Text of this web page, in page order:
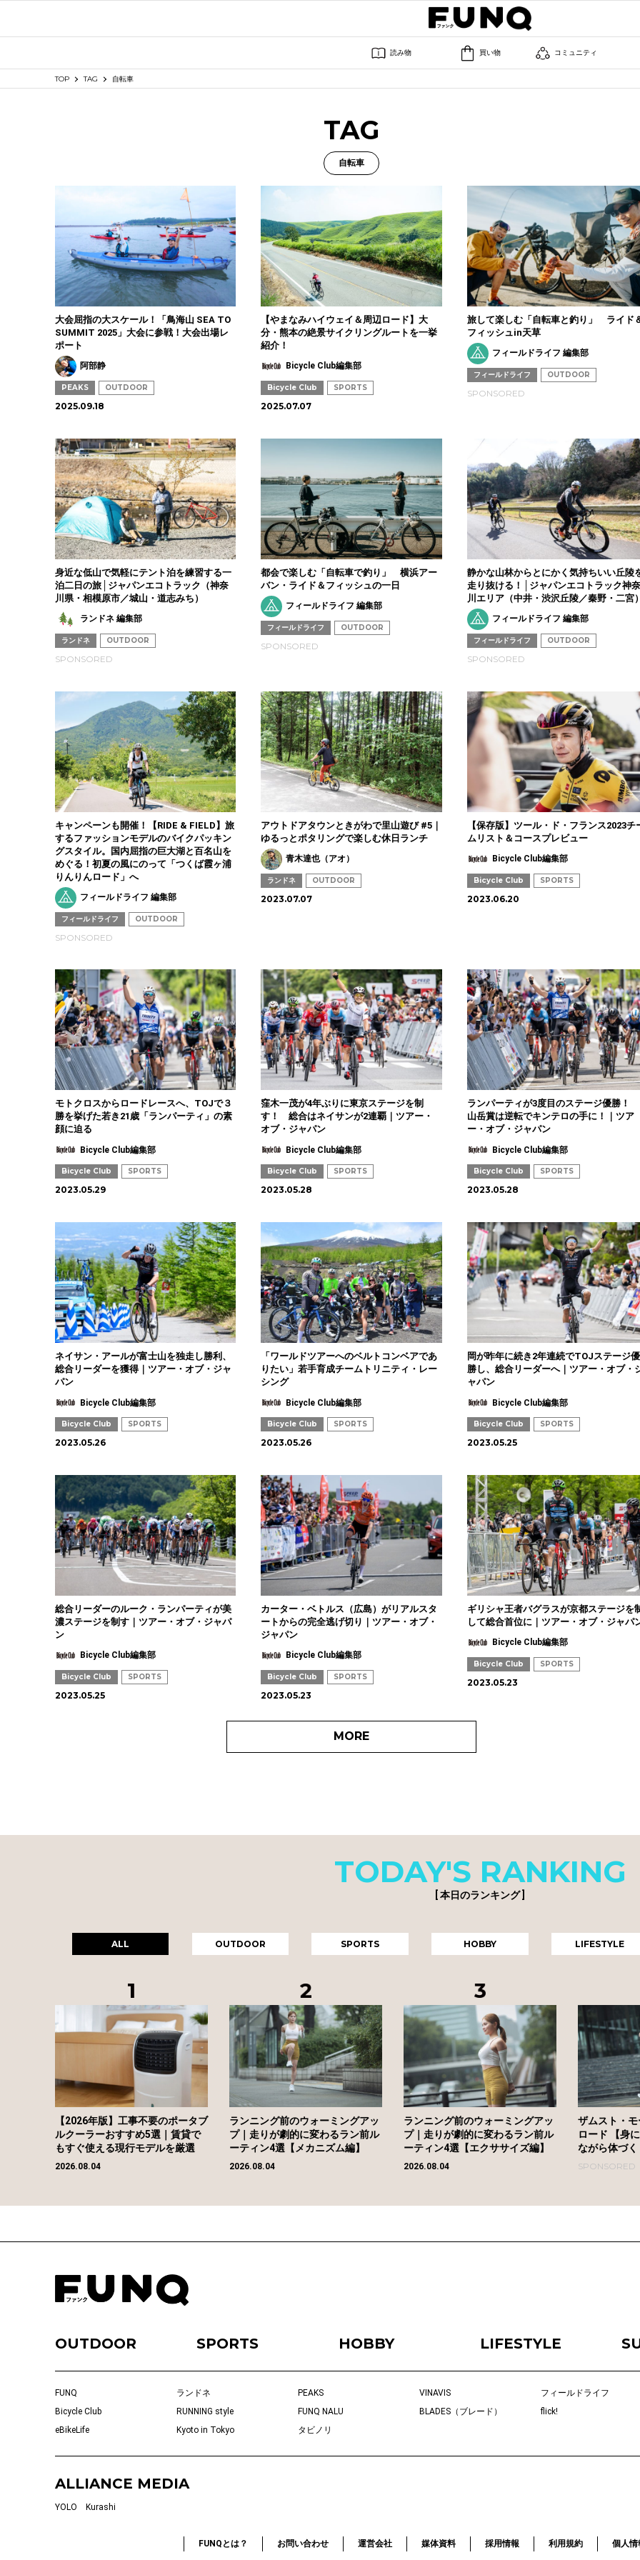
読み物 買い物 コミュニティ
TOP TAG 自転車
TAG
自転車
大会屈指の大スケール！「鳥海山 SEA TO
SUMMIT 2025」大会に参戦！大会出場レ
ポート
阿部静
PEAKS OUTDOOR
2025.09.18
【やまなみハイウェイ＆周辺ロード】大
分・熊本の絶景サイクリングルートを一挙
紹介！
Bicycle Club編集部
Bicycle Club SPORTS
2025.07.07
旅して楽しむ「自転車と釣り」 ライド
フィッシュin天草
フィールドライフ 編集部
フィールドライフ OUTDOOR
SPONSORED
身近な低山で気軽にテント泊を練習する一
泊二日の旅│ジャパンエコトラック（神奈
川県・相模原市／城山・道志みち）
ランドネ 編集部
ランドネ OUTDOOR
SPONSORED
都会で楽しむ「自転車で釣り」 横浜アー
バン・ライド＆フィッシュの一日
フィールドライフ 編集部
フィールドライフ OUTDOOR
SPONSORED
静かな山林からとにかく気持ちいい丘陵
走り抜ける！│ジャパンエコトラック神奈
川エリア（中井・渋沢丘陵／秦野・二宮
フィールドライフ 編集部
フィールドライフ OUTDOOR
SPONSORED
キャンペーンも開催！【RIDE & FIELD】旅
するファッションモデルのバイクパッキン
グスタイル。国内屈指の巨大湖と百名山を
めぐる！初夏の風にのって「つくば霞ヶ浦
りんりんロード」へ
フィールドライフ 編集部
フィールドライフ OUTDOOR
SPONSORED
アウトドアタウンときがわで里山遊び #5｜
ゆるっとポタリングで楽しむ休日ランチ
青木達也（アオ）
ランドネ OUTDOOR
2023.07.07
【保存版】ツール・ド・フランス2023チ
ムリスト＆コースプレビュー
Bicycle Club編集部
Bicycle Club SPORTS
2023.06.20
モトクロスからロードレースへ、TOJで３
勝を挙げた若き21歳「ランパーティ」の素
顔に迫る
Bicycle Club編集部
Bicycle Club SPORTS
2023.05.29
窪木一茂が4年ぶりに東京ステージを制
す！ 総合はネイサンが2連覇｜ツアー・
オブ・ジャパン
Bicycle Club編集部
Bicycle Club SPORTS
2023.05.28
ランパーティが3度目のステージ優勝！
山岳賞は逆転でキンテロの手に！｜ツア
ー・オブ・ジャパン
Bicycle Club編集部
Bicycle Club SPORTS
2023.05.28
ネイサン・アールが富士山を独走し勝利、
総合リーダーを獲得｜ツアー・オブ・ジャ
パン
Bicycle Club編集部
Bicycle Club SPORTS
2023.05.26
「ワールドツアーへのベルトコンベアであ
りたい」若手育成チームトリニティ・レー
シング
Bicycle Club編集部
Bicycle Club SPORTS
2023.05.26
岡が昨年に続き2年連続でTOJステージ優
勝し、総合リーダーへ｜ツアー・オブ・
ャパン
Bicycle Club編集部
Bicycle Club SPORTS
2023.05.25
総合リーダーのルーク・ランパーティが美
濃ステージを制す｜ツアー・オブ・ジャパ
ン
Bicycle Club編集部
Bicycle Club SPORTS
2023.05.25
カーター・ベトルス（広島）がリアルスタ
ートからの完全逃げ切り｜ツアー・オブ・
ジャパン
Bicycle Club編集部
Bicycle Club SPORTS
2023.05.23
ギリシャ王者バグラスが京都ステージを
して総合首位に｜ツアー・オブ・ジャパ
Bicycle Club編集部
Bicycle Club SPORTS
2023.05.23
MORE
TODAY'S RANKING
[ 本日のランキング ]
ALL OUTDOOR SPORTS HOBBY LIFESTYLE
【2026年版】工事不要のポータブ
ルクーラーおすすめ5選｜賃貸で
もすぐ使える現行モデルを厳選
2026.08.04
ランニング前のウォーミングアッ
プ｜走りが劇的に変わるラン前ル
ーティン4選【メカニズム編】
2026.08.04
ランニング前のウォーミングアッ
プ｜走りが劇的に変わるラン前ル
ーティン4選【エクササイズ編】
2026.08.04
ザムスト・
ロード 【身
ながら体づ
SPONSORED
OUTDOOR SPORTS HOBBY LIFESTYLE
FUNQ ランドネ PEAKS VINAVIS
フィールドライフ
Bicycle Club
RUNNING style FUNQ NALU BLADES（ブレード）
flick!
eBikeLife
Kyoto in Tokyo タビノリ
ALLIANCE MEDIA
YOLO Kurashi
FUNQとは？ お問い合わせ 運営会社 媒体資料 採用情報 利用規約 個人情